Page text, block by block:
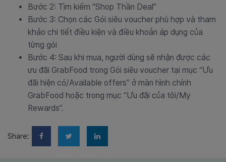
Bước 2: Tìm kiếm “Shop Thần Deal”
Bước 3: Chọn các Gói siêu voucher phù hợp và tham
khảo chi tiết điều kiện và điều khoản áp dụng của
từng gói
Bước 4: Sau khi mua, người dùng sẽ nhận được các
ưu đãi GrabFood trong Gói siêu voucher tại mục “Ưu
đãi hiện có/Available offers” ở màn hình chính
GrabFood hoặc trong mục “Ưu đãi của tôi/My
Rewards”.
Share: